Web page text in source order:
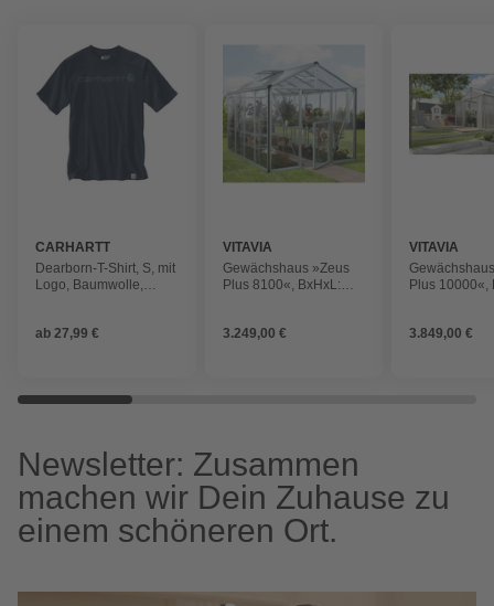
CARHARTT
Dearborn-T-Shirt, S, mit
Logo, Baumwolle,
ab 27,99 €
VITAVIA
Gewächshaus »Zeus
Plus 8100«, BxHxL:
3.249,00 €
VITAVIA
Plus 10000«,
3.849,00 €
Newsletter: Zusammen
machen wir Dein Zuhause zu
einem schöneren Ort.